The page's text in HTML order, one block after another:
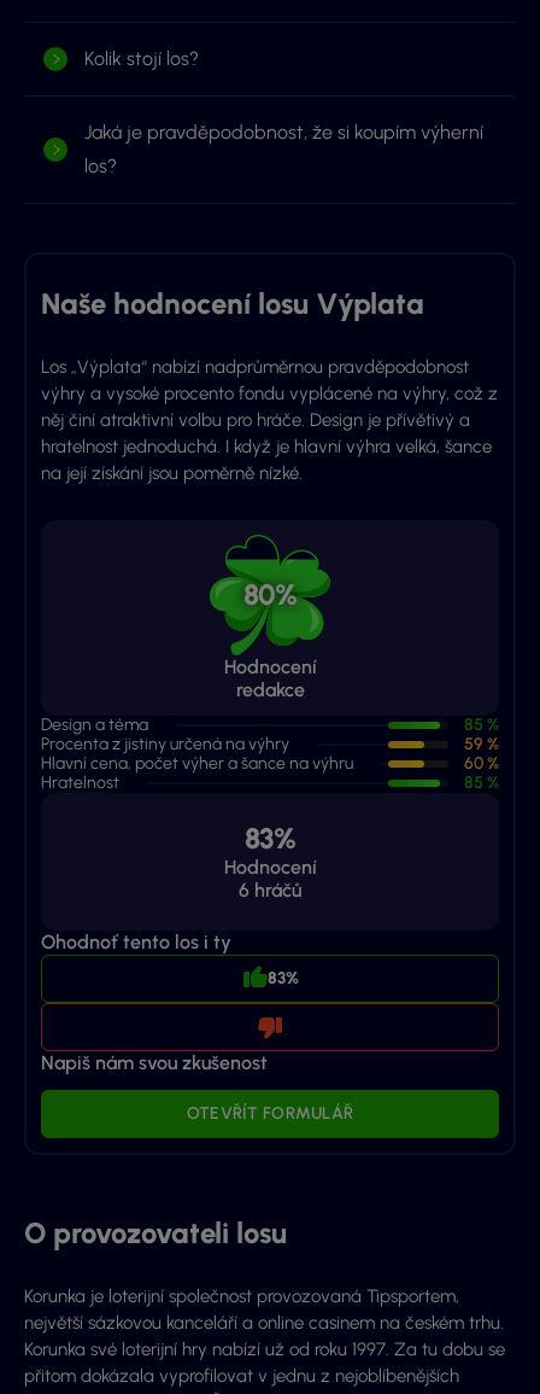
Kolik stojí los?
Jaká je pravděpodobnost, že si koupím výherní
los?
Naše hodnocení losu Výplata
Los „Výplata“ nabízí nadprůměrnou pravděpodobnost
výhry a vysoké procento fondu vyplácené na výhry, což z
něj činí atraktivní volbu pro hráče. Design je přívětivý a
hratelnost jednoduchá. I když je hlavní výhra velká, šance
na její získání jsou poměrně nízké.
80%
Hodnocení
redakce
Design a téma
85 %
Procenta z jistiny určená na výhry
59 %
Hlavní cena, počet výher a šance na výhru
60 %
Hratelnost
85 %
83%
Hodnocení
6 hráčů
Ohodnoť tento los i ty
83%
Napiš nám svou zkušenost
OTEVŘÍT FORMULÁŘ
O provozovateli losu
Korunka je loterijní společnost provozovaná Tipsportem,
největší sázkovou kanceláří a online casinem na českém trhu.
Korunka své loterijní hry nabízí už od roku 1997. Za tu dobu se
přitom dokázala vyprofilovat v jednu z nejoblíbenějších